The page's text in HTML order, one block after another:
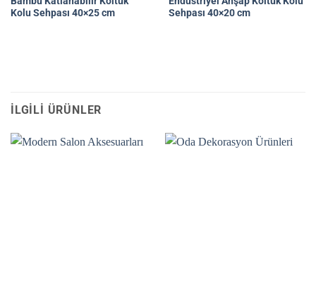
Kolu Sehpası 40×25 cm
Sehpası 40×20 cm
İLGILI ÜRÜNLER